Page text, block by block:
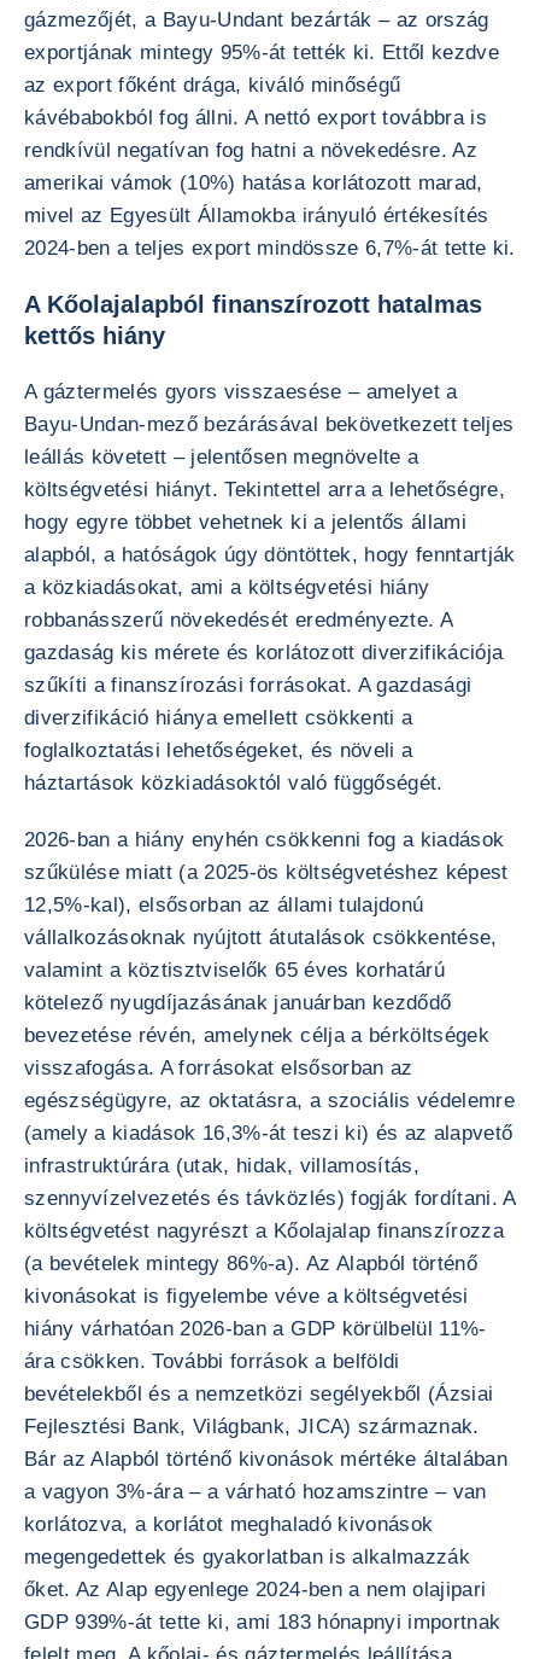
gázmezőjét, a Bayu-Undant bezárták – az ország
exportjának mintegy 95%-át tették ki. Ettől kezdve
az export főként drága, kiváló minőségű
kávébabokból fog állni. A nettó export továbbra is
rendkívül negatívan fog hatni a növekedésre. Az
amerikai vámok (10%) hatása korlátozott marad,
mivel az Egyesült Államokba irányuló értékesítés
2024-ben a teljes export mindössze 6,7%-át tette ki.
A Kőolajalapból finanszírozott hatalmas
kettős hiány
A gáztermelés gyors visszaesése – amelyet a
Bayu-Undan-mező bezárásával bekövetkezett teljes
leállás követett – jelentősen megnövelte a
költségvetési hiányt. Tekintettel arra a lehetőségre,
hogy egyre többet vehetnek ki a jelentős állami
alapból, a hatóságok úgy döntöttek, hogy fenntartják
a közkiadásokat, ami a költségvetési hiány
robbanásszerű növekedését eredményezte. A
gazdaság kis mérete és korlátozott diverzifikációja
szűkíti a finanszírozási forrásokat. A gazdasági
diverzifikáció hiánya emellett csökkenti a
foglalkoztatási lehetőségeket, és növeli a
háztartások közkiadásoktól való függőségét.
2026-ban a hiány enyhén csökkenni fog a kiadások
szűkülése miatt (a 2025-ös költségvetéshez képest
12,5%-kal), elsősorban az állami tulajdonú
vállalkozásoknak nyújtott átutalások csökkentése,
valamint a köztisztviselők 65 éves korhatárú
kötelező nyugdíjazásának januárban kezdődő
bevezetése révén, amelynek célja a bérköltségek
visszafogása. A forrásokat elsősorban az
egészségügyre, az oktatásra, a szociális védelemre
(amely a kiadások 16,3%-át teszi ki) és az alapvető
infrastruktúrára (utak, hidak, villamosítás,
szennyvízelvezetés és távközlés) fogják fordítani. A
költségvetést nagyrészt a Kőolajalap finanszírozza
(a bevételek mintegy 86%-a). Az Alapból történő
kivonásokat is figyelembe véve a költségvetési
hiány várhatóan 2026-ban a GDP körülbelül 11%-
ára csökken. További források a belföldi
bevételekből és a nemzetközi segélyekből (Ázsiai
Fejlesztési Bank, Világbank, JICA) származnak.
Bár az Alapból történő kivonások mértéke általában
a vagyon 3%-ára – a várható hozamszintre – van
korlátozva, a korlátot meghaladó kivonások
megengedettek és gyakorlatban is alkalmazzák
őket. Az Alap egyenlege 2024-ben a nem olajipari
GDP 939%-át tette ki, ami 183 hónapnyi importnak